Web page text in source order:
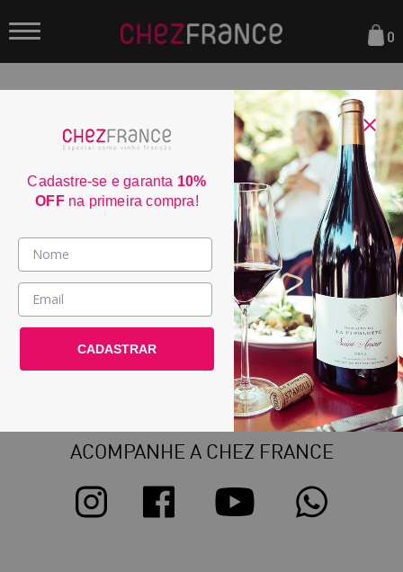
Vinhos >
País / Região >
Le Club >
0
Sua busca não encontrou nenhum resultado.
Parcele em até 6x sem juros
consulte condiçoes
Frete Grátis acima de R$350
consulte condiçoes
3% de desconto no boleto
consulte condiçoes
Entrega em até 4 dias úteis
consulte condiçoes
ACOMPANHE A CHEZ FRANCE
Cadastre-se e garanta 10%
OFFna primeira compra!
CADASTRAR